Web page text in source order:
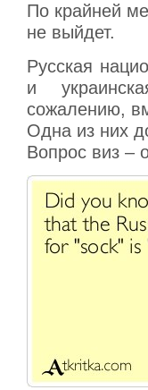
По крайней
не выйдет.
Русская
и
сожалению,
Одна из них
Вопрос виз –